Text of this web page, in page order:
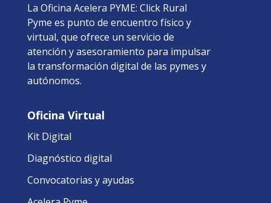
La Oficina Acelera PYME: Click Rural
Pyme es punto de encuentro físico y
virtual, que ofrece un servicio de
atención y asesoramiento para impulsar
la transformación digital de las pymes y
autónomos.
Oficina Virtual
Kit Digital
Diagnóstico digital
Convocatorias y ayudas